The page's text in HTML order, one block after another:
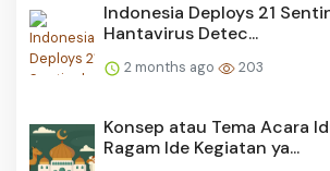
Indonesia Deploys 21
Hantavirus Detec...
2 months ago 203
Konsep atau Tema Acara
Ragam Ide Kegiatan ya...